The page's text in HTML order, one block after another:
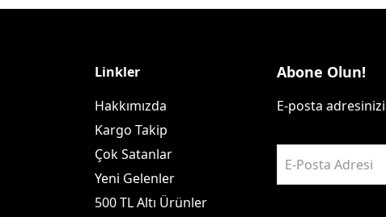
Linkler
Hakkımızda
Kargo Takip
Çok Satanlar
Yeni Gelenler
500 TL Altı Ürünler
Abone Olun!
E-posta
E-Posta Adresi